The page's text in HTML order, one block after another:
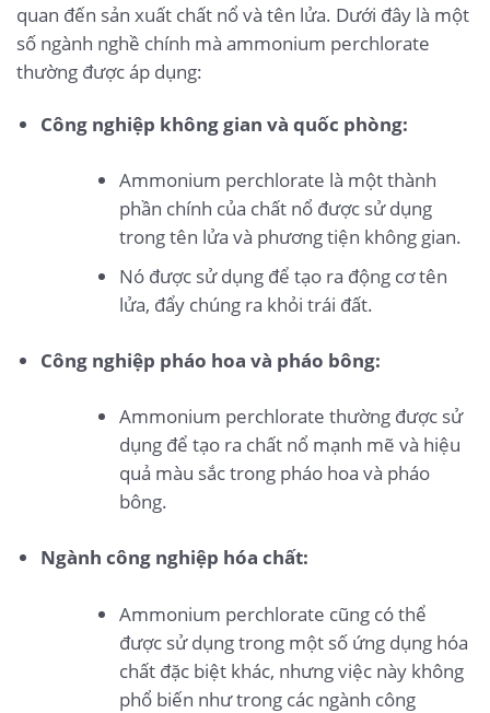
quan đến sản xuất chất nổ và tên lửa. Dưới đây là một
số ngành nghề chính mà ammonium perchlorate
thường được áp dụng:
Công nghiệp không gian và quốc phòng:
Ammonium perchlorate là một thành
phần chính của chất nổ được sử dụng
trong tên lửa và phương tiện không gian.
Nó được sử dụng để tạo ra động cơ tên
lửa, đẩy chúng ra khỏi trái đất.
Công nghiệp pháo hoa và pháo bông:
Ammonium perchlorate thường được sử
dụng để tạo ra chất nổ mạnh mẽ và hiệu
quả màu sắc trong pháo hoa và pháo
bông.
Ngành công nghiệp hóa chất:
Ammonium perchlorate cũng có thể
được sử dụng trong một số ứng dụng hóa
chất đặc biệt khác, nhưng việc này không
phổ biến như trong các ngành công